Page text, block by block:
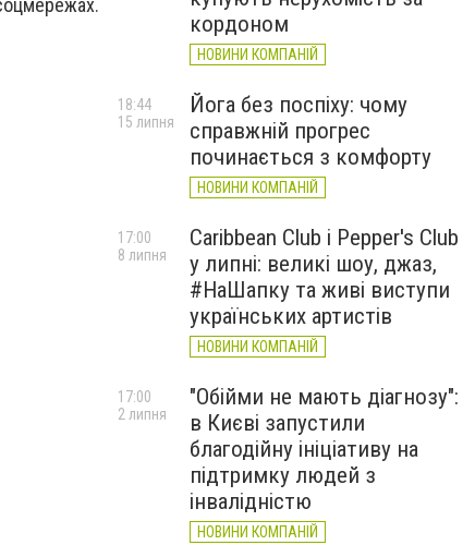
кордоном
НОВИНИ КОМПАНІЙ
Йога без поспіху: чому
справжній прогрес
починається з комфорту
НОВИНИ КОМПАНІЙ
18:44
15 липня
Caribbean Club і Pepper's Club
у липні: великі шоу, джаз,
#НаШапку та живі виступи
українських артистів
НОВИНИ КОМПАНІЙ
17:00
8 липня
"Обійми не мають діагнозу":
в Києві запустили
благодійну ініціативу на
підтримку людей з
інвалідністю
НОВИНИ КОМПАНІЙ
17:00
2 липня